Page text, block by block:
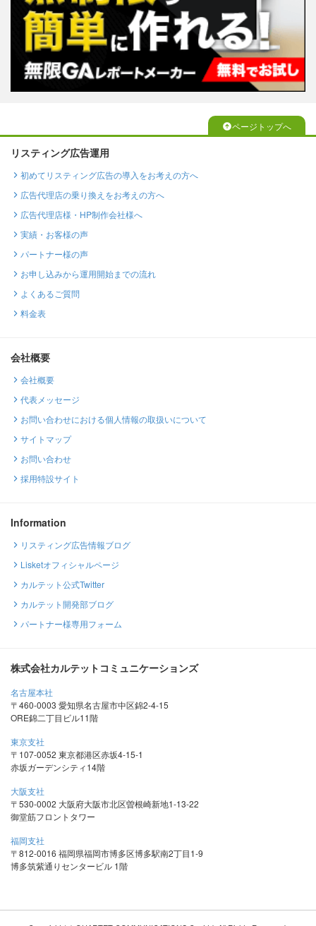
ページトップへ
リスティング広告運用
初めてリスティング広告の導入をお考えの方へ
広告代理店の乗り換えをお考えの方へ
広告代理店様・HP制作会社様へ
実績・お客様の声
パートナー様の声
お申し込みから運用開始までの流れ
よくあるご質問
料金表
会社概要
会社概要
代表メッセージ
お問い合わせにおける個人情報の取扱いについて
サイトマップ
お問い合わせ
採用特設サイト
Information
リスティング広告情報ブログ
Lisketオフィシャルページ
カルテット公式Twitter
カルテット開発部ブログ
パートナー様専用フォーム
株式会社カルテットコミュニケーションズ
名古屋本社
〒460-0003 愛知県名古屋市中区錦2-4-15
ORE錦二丁目ビル11階
東京支社
〒107-0052 東京都港区赤坂4-15-1
赤坂ガーデンシティ14階
大阪支社
〒530-0002 大阪府大阪市北区曽根崎新地1-13-22
御堂筋フロントタワー
福岡支社
〒812-0016 福岡県福岡市博多区博多駅南2丁目1-9
博多筑紫通りセンタービル 1階